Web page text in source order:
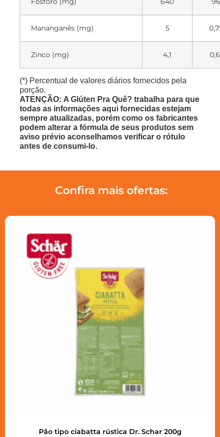
Mananganês (mg) 5
Zinco (mg) 4,1
(*) Percentual de valores diários fornecidos pela
porção.
ATENÇÃO: A Glúten Pra Quê? trabalha para que
todas as informações aqui fornecidas estejam
sempre atualizadas, porém como os fabricantes
podem alterar a fórmula de seus produtos sem
aviso prévio aconselhamos verificar o rótulo
antes de consumi-lo.
Confira mais ofertas:
Pão tipo ciabatta rústica Dr. Schar 200g